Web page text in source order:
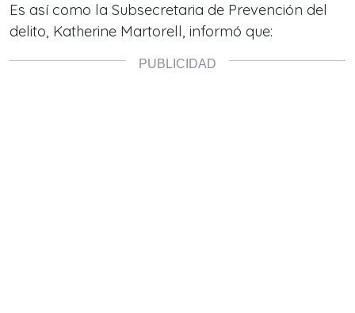
Es así como la Subsecretaria de Prevención del
delito, Katherine Martorell, informó que: